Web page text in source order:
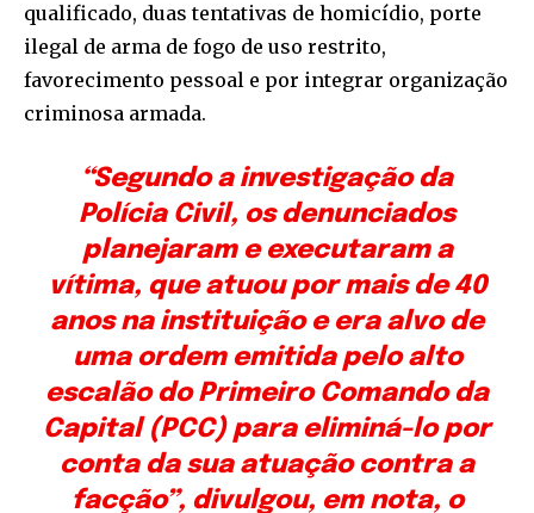
qualificado, duas tentativas de homicídio, porte
ilegal de arma de fogo de uso restrito,
favorecimento pessoal e por integrar organização
criminosa armada.
“Segundo a investigação da
Polícia Civil, os denunciados
planejaram e executaram a
vítima, que atuou por mais de 40
anos na instituição e era alvo de
uma ordem emitida pelo alto
escalão do Primeiro Comando da
Capital (PCC) para eliminá-lo por
conta da sua atuação contra a
facção”, divulgou, em nota, o